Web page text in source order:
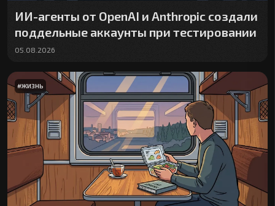
ИИ-агенты от OpenAI и Anthropic создали
поддельные аккаунты при тестировании
05.08.2026
#ЖИЗНЬ